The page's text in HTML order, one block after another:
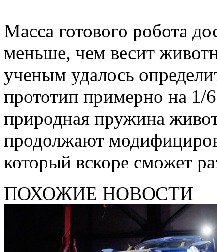
Масса готового робота
меньше, чем весит
ученым удалось
прототип примерно на 1/
природная пружина
продолжают
который вскоре сможет
ПОХОЖИЕ НОВОСТИ